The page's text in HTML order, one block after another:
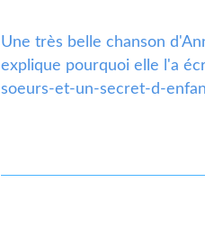
Une très belle chanson
explique pourquoi elle l'a
soeurs-et-un-secret-d-